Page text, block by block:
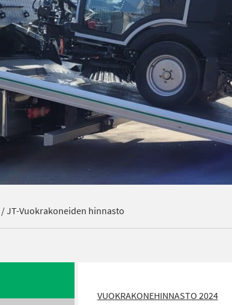
/JT-Vuokrakoneiden hinnasto
VUOKRAKONEHINNASTO 2024